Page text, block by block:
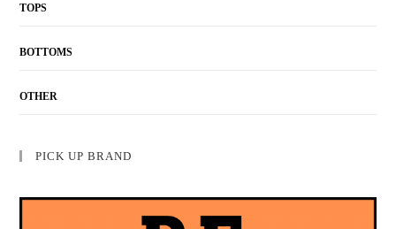
TOPS
BOTTOMS
OTHER
PICK UP BRAND